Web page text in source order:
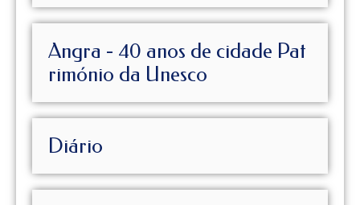
Angra - 40 anos de cidade Pat
rimónio da Unesco
Diário